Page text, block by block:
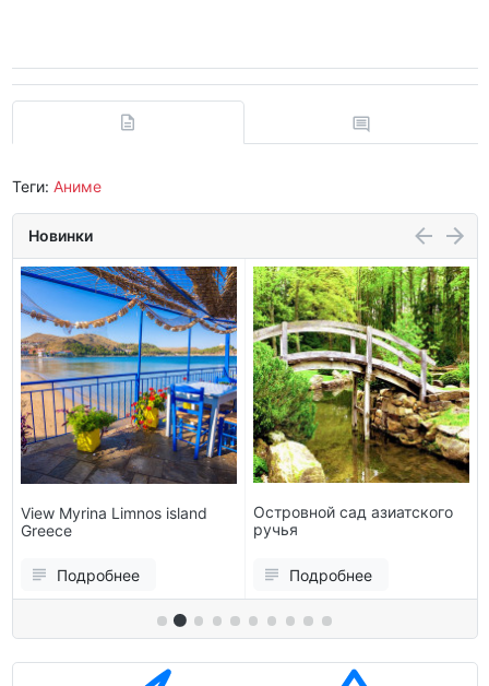
Теги: Аниме
Новинки
View Myrina Limnos island
Greece
Подробнее
Островной сад азиатского
ручья
Подробнее